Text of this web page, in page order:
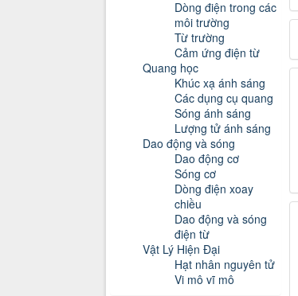
Dòng điện trong các
môi trường
Từ trường
Cảm ứng điện từ
Quang học
Khúc xạ ánh sáng
Các dụng cụ quang
Sóng ánh sáng
Lượng tử ánh sáng
Dao động và sóng
Dao động cơ
Sóng cơ
Dòng điện xoay
chiều
Dao động và sóng
điện từ
Vật Lý Hiện Đại
Hạt nhân nguyên tử
Vi mô vĩ mô